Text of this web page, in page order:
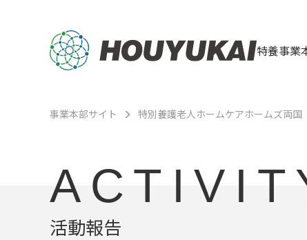
特養事業
事業本部サイト 特別養護老人ホームケアホームズ両国
活動報告